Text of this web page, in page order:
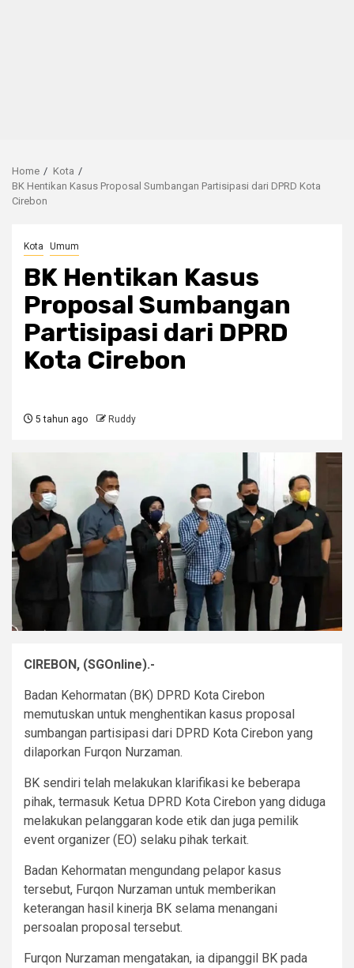
Home
Kota
BK Hentikan Kasus Proposal Sumbangan Partisipasi dari DPRD Kota
Cirebon
Kota Umum
BK Hentikan Kasus
Proposal Sumbangan
Partisipasi dari DPRD
Kota Cirebon
5 tahun ago Ruddy
CIREBON, (SGOnline).-
Badan Kehormatan (BK) DPRD Kota Cirebon
memutuskan untuk menghentikan kasus proposal
sumbangan partisipasi dari DPRD Kota Cirebon yang
dilaporkan Furqon Nurzaman.
BK sendiri telah melakukan klarifikasi ke beberapa
pihak, termasuk Ketua DPRD Kota Cirebon yang diduga
melakukan pelanggaran kode etik dan juga pemilik
event organizer (EO) selaku pihak terkait.
Badan Kehormatan mengundang pelapor kasus
tersebut, Furqon Nurzaman untuk memberikan
keterangan hasil kinerja BK selama menangani
persoalan proposal tersebut.
Furqon Nurzaman mengatakan, ia dipanggil BK pada